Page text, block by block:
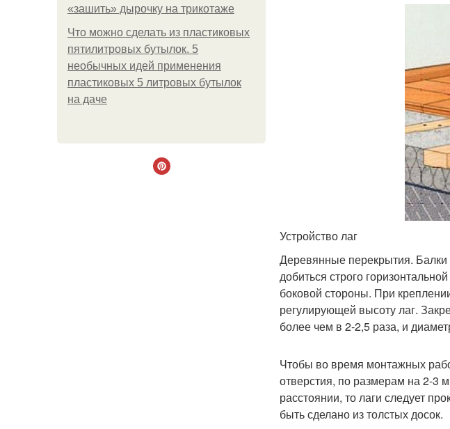
«зашить» дырочку на трикотаже
Что можно сделать из пластиковых
пятилитровых бутылок. 5
необычных идей применения
пластиковых 5 литровых бутылок
на даче
Устройство лаг
Деревянные перекрытия.
добиться строго
боковой стороны. При
регулирующей высоту лаг.
более чем в 2-2,5 раза, и
Чтобы во время монтажных
отверстия, по размерам на 2-3
расстоянии, то лаги следует
быть сделано из толстых досок.